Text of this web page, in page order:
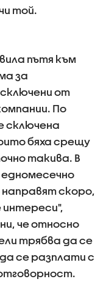
той.
пътя към
за
от
По
сключена
бяха срещу
такива. В
скоро,
че относно
трябва да се
се разплати с